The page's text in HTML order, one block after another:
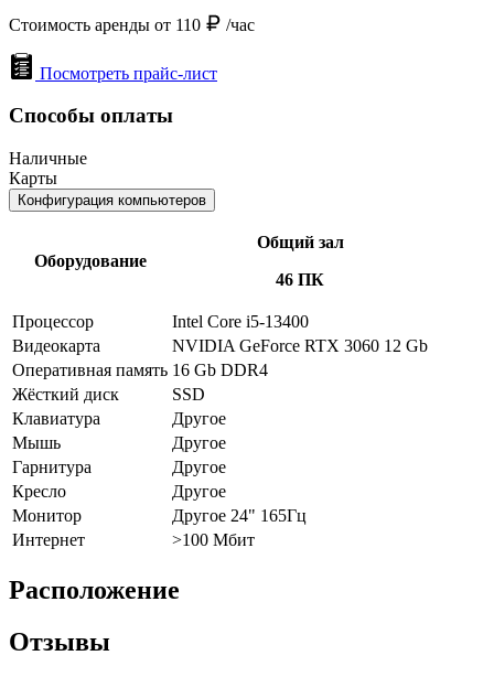
Стоимость аренды от 110 /час
Посмотреть прайс-лист
Способы оплаты
Наличные
Карты
Конфигурация компьютеров
Оборудование
Общий зал
46 ПК
Процессор
Intel Core i5-13400
Видеокарта
NVIDIA GeForce RTX 3060 12 Gb
Оперативная память 16 Gb DDR4
Жёсткий диск
SSD
Клавиатура
Другое
Мышь
Другое
Гарнитура
Другое
Кресло
Другое
Монитор
Другое 24" 165Гц
Интернет
>100 Мбит
Расположение
Отзывы